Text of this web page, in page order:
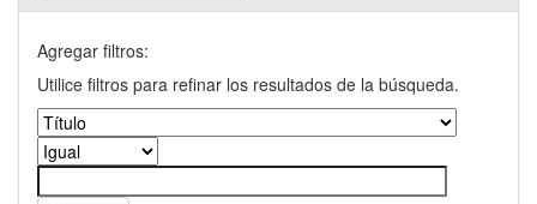
Agregar filtros:
Utilice filtros para refinar los resultados de la búsqueda.